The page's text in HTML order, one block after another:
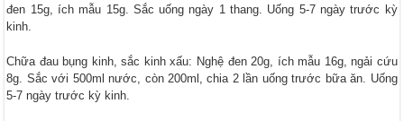
đen 15g, ích mẫu 15g. Sắc uống ngày 1 thang. Uống 5-7 ngày trước kỳ
kinh.
Chữa đau bụng kinh, sắc kinh xấu: Nghệ đen 20g, ích mẫu 16g, ngải cứu
8g. Sắc với 500ml nước, còn 200ml, chia 2 lần uống trước bữa ăn. Uống
5-7 ngày trước kỳ kinh.